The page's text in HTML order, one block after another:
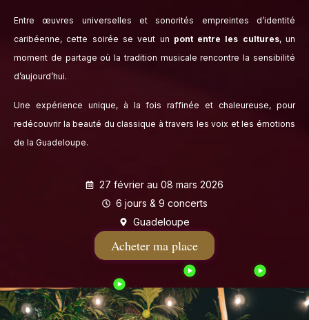
Entre œuvres universelles et sonorités empreintes d’identité
caribéenne, cette soirée se veut un pont entre les cultures, un
moment de partage où la tradition musicale rencontre la sensibilité
d’aujourd’hui.
Une expérience unique, à la fois raffinée et chaleureuse, pour
redécouvrir la beauté du classique à travers les voix et les émotions
de la Guadeloupe.
27 février au 08 mars 2026
6 jours & 9 concerts
Guadeloupe
Acheter ma place